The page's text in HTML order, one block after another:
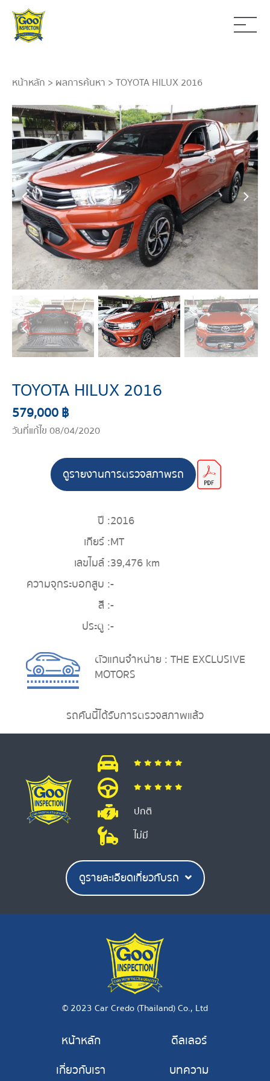
หน้าหลัก > ผลการค้นหา > TOYOTA HILUX 2016
TOYOTA HILUX 2016
579,000 ฿
วันที่แก้ไข 08/04/2020
ดูรายงานการตรวจสภาพรถ
ปี :2016
เกียร์ :MT
เลขไมล์ :39,476 km
ความจุกระบอกสูบ :-
สี :-
ประตู :-
ตัวแทนจำหน่าย : THE EXCLUSIVE
MOTORS
รถคันนี้ได้รับการตรวจสภาพแล้ว
ปกติ
ไม่มี
ดูรายละเอียดเกี่ยวกับรถ
© 2023 Car Credo (Thailand) Co., Ltd
หน้าหลัก
เกี่ยวกับเรา
ดีลเลอร์
บทความ